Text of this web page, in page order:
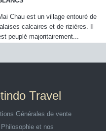
dans les villages moins
de Sa Pa  Riche...
Travel
Générales de vente
Philosophie et nos